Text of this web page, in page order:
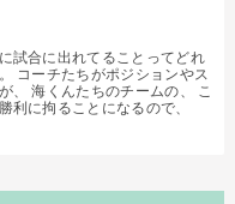
試合に出れてることってどれ
コーチたちがポジションやス
、 海くんたちのチームの、 こ
利に拘ることになるので、